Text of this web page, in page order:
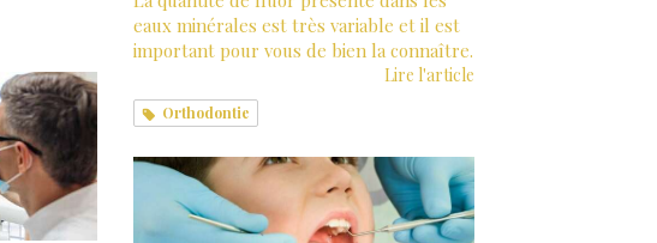
eaux minérales est très variable et il est
important pour vous de bien la connaître.
Lire l'article
Orthodontie